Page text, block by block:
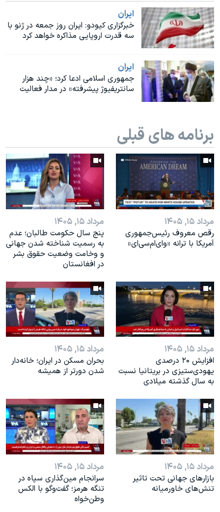
نرگس محمدی برنده جایزه نوبل صلح
همایش محافظه‌کاران آمریکا «سی‌پک»
سفر پرزیدنت ترامپ به چین
ايران
خبرگزاری کیودو: ایران روز جمعه در ژنو با
سه قدرت اروپایی مذاکره خواهد کرد
ايران
جمهوری اسلامی ادعا کرد؛ «چند هزار
سانتریفیوژ پیشرفته» در مدار فعالیت
برنامه های قبلی
مرداد ۱۵, ۱۴۰۵
رقص معروف رئیس‌جمهوری
آمریکا با ترانه «وای‌ام‌سی‌ای»
مرداد ۱۵, ۱۴۰۵
پنج سال حکومت طالبان؛ عدم
به رسمیت شناخته شدن جهانی
و وخامت وضعیت حقوق بشر
در افغانستان
مرداد ۱۵, ۱۴۰۵
افزایش ۲۰ درصدی
یهودی‌ستیزی در بریتانیا نسبت
به سال گذشته میلادی
مرداد ۱۵, ۱۴۰۵
بحران مسکن در ایران؛ خانه‌دار
شدن دورتر از همیشه
مرداد ۱۵, ۱۴۰۵
بازارهای جهانی تحت تاثیر
تنش‌های خاورمیانه
مرداد ۱۵, ۱۴۰۵
سرانجام مین‌گذاری‌ سپاه در
تنگه هرمز؛ گفت‌وگو با الکس
وطن‌خواه